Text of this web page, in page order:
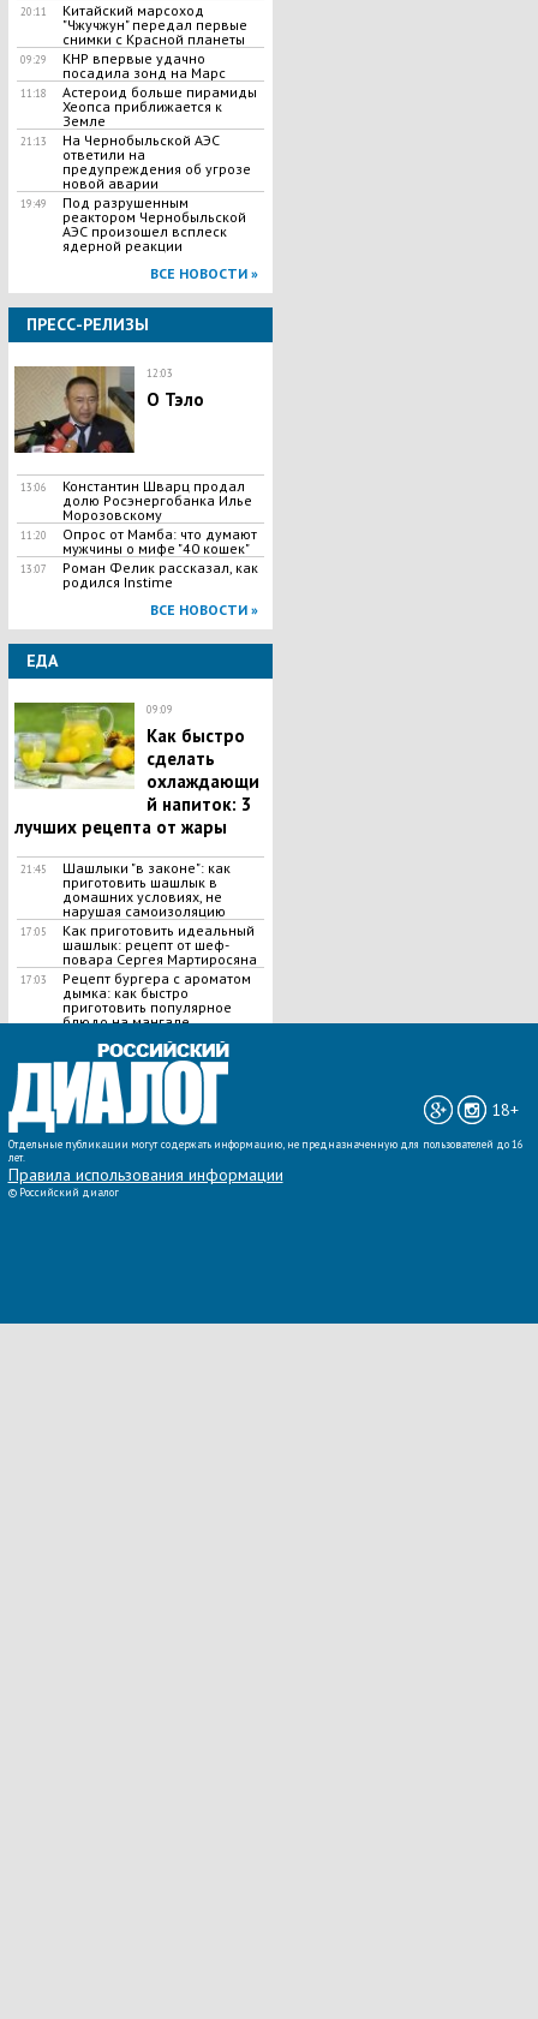
20:11
Китайский марсоход
"Чжучжун" передал первые
снимки с Красной планеты
09:29
КНР впервые удачно
посадила зонд на Марс
11:18
Астероид больше пирамиды
Хеопса приближается к
Земле
21:13
На Чернобыльской АЭС
ответили на
предупреждения об угрозе
новой аварии
19:49
Под разрушенным
реактором Чернобыльской
АЭС произошел всплеск
ядерной реакции
ВСЕ НОВОСТИ »
ПРЕСС-РЕЛИЗЫ
12:03
О Тэло
13:06
Константин Шварц продал
долю Росэнергобанка Илье
Морозовскому
11:20
Опрос от Мамба: что думают
мужчины о мифе "40 кошек"
13:07
Роман Фелик рассказал, как
родился Instime
ВСЕ НОВОСТИ »
ЕДА
09:09
Как быстро
сделать
охлаждающи
й напиток: 3
лучших рецепта от жары
21:45
Шашлыки "в законе": как
приготовить шашлык в
домашних условиях, не
нарушая самоизоляцию
17:05
Как приготовить идеальный
шашлык​: рецепт от шеф-
повара Сергея Мартиросяна
17:03
Рецепт бургера с ароматом
дымка: как быстро
приготовить популярное
блюдо на мангале
ВСЕ НОВОСТИ »
18+
Отдельные публикации могут содержать информацию, не предназначенную для пользователей до 16
лет.
Правила использования информации
© Российский диалог